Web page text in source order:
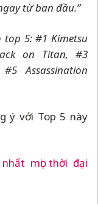
từ ban đầu.”
top 5: #1 Kimetsu
on Titan, #3
Assassination
ý với Top 5 này
mọi thời đại